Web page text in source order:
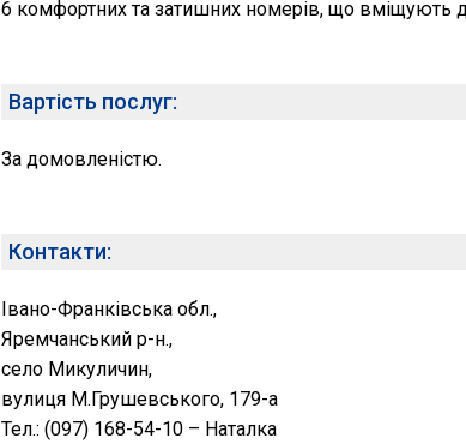
6 комфортних та затишних номерів, що вміщують
Вартість послуг:
За домовленістю.
Контакти:
Івано-Франківська обл.,
Яремчанський р-н.,
село Микуличин,
вулиця М.Грушевського, 179-а
Тел.: (097) 168-54-10 – Наталка